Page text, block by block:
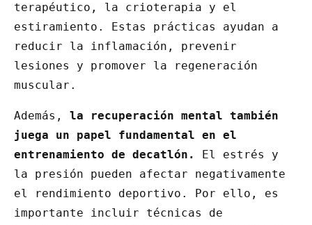
terapéutico, la crioterapia y el
estiramiento. Estas prácticas ayudan a
reducir la inflamación, prevenir
lesiones y promover la regeneración
muscular.
Además, la recuperación mental también
juega un papel fundamental en el
entrenamiento de decatlón.
El estrés y
la presión pueden afectar negativamente
el rendimiento deportivo. Por ello, es
importante incluir técnicas de